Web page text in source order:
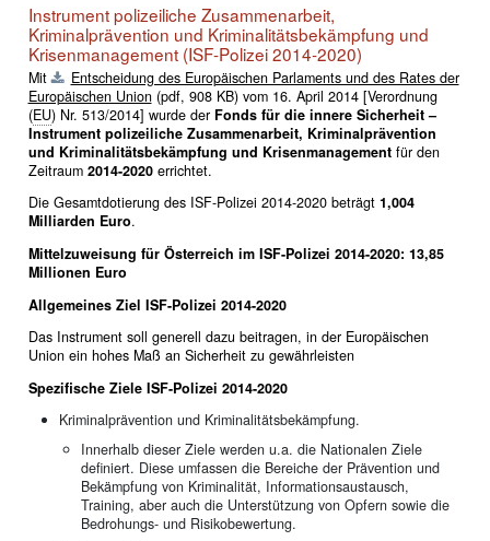
Instrument polizeiliche Zusammenarbeit,
Kriminalprävention und Kriminalitätsbekämpfung und
Krisenmanagement (ISF-Polizei 2014-2020)
Mit
Entscheidung des Europäischen Parlaments und des Rates der
Europäischen Union(pdf, 908 KB)vom 16. April 2014 [Verordnung
(EU) Nr. 513/2014] wurde der Fonds für die innere Sicherheit –
Instrument polizeiliche Zusammenarbeit, Kriminalprävention
und Kriminalitätsbekämpfung und Krisenmanagementfür den
Zeitraum 2014-2020errichtet.
Die Gesamtdotierung des ISF-Polizei 2014-2020 beträgt 1,004
Milliarden Euro.
Mittelzuweisung für Österreich im ISF-Polizei 2014-2020: 13,85
Millionen Euro
Allgemeines Ziel ISF-Polizei 2014-2020
Das Instrument soll generell dazu beitragen, in der Europäischen
Union ein hohes Maß an Sicherheit zu gewährleisten
Spezifische Ziele ISF-Polizei 2014-2020
Kriminalprävention und Kriminalitätsbekämpfung.
Innerhalb dieser Ziele werden u.a. die Nationalen Ziele
definiert. Diese umfassen die Bereiche der Prävention und
Bekämpfung von Kriminalität, Informationsaustausch,
Training, aber auch die Unterstützung von Opfern sowie die
Bedrohungs- und Risikobewertung.